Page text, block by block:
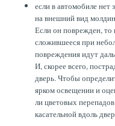
если в автомобиле нет
на внешний вид
Если он поврежден,
сложившееся при
повреждения идут
И, скорее всего,
дверь. Чтобы
ярком освещении и
ли цветовых
касательной вдоль
Автоэлектрика
АНТИФРИЗ
ПРИВОДНОЙ
РОЛИКИ